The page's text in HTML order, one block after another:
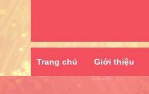
Trang chủ Giới thiệu